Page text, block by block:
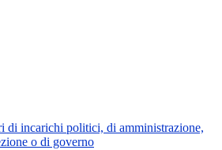
di incarichi politici, di amministrazione,
o di governo